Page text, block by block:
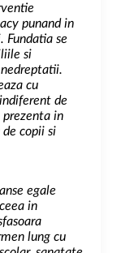
punand in
Fundatia se
si
cu
de
prezenta in
copii si
egale
in
lung cu